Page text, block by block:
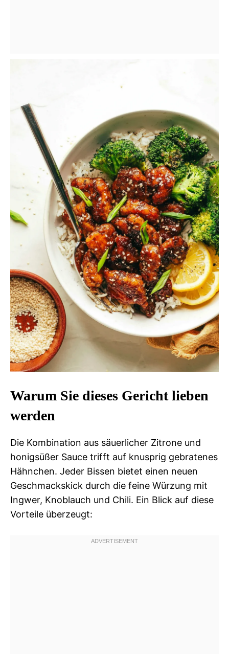
Warum Sie dieses Gericht lieben
werden
Die Kombination aus säuerlicher Zitrone und
honigsüßer Sauce trifft auf knusprig gebratenes
Hähnchen. Jeder Bissen bietet einen neuen
Geschmackskick durch die feine Würzung mit
Ingwer, Knoblauch und Chili. Ein Blick auf diese
Vorteile überzeugt: